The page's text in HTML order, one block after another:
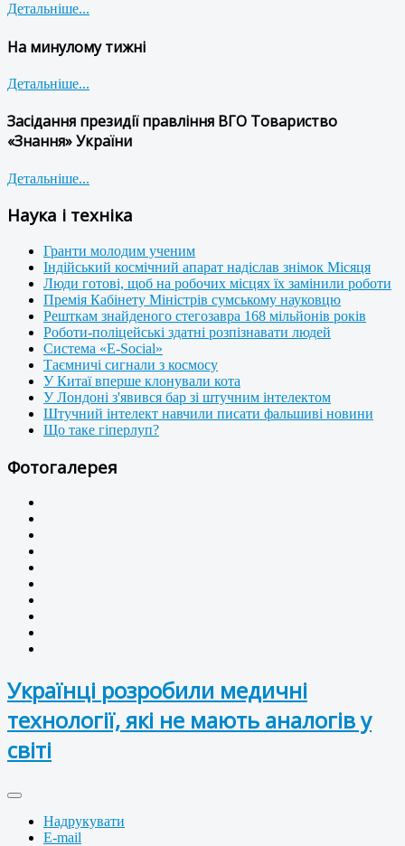
Детальніше...
На минулому тижні
Детальніше...
Засідання президії правління ВГО Товариство
«Знання» України
Детальніше...
Наука і техніка
Гранти молодим ученим
Індійський космічний апарат надіслав знімок Місяця
Люди готові, щоб на робочих місцях їх замінили роботи
Премія Кабінету Міністрів сумському науковцю
Решткам знайденого стегозавра 168 мільйонів років
Роботи-поліцейські здатні розпізнавати людей
Система «E-Social»
Таємничі сигнали з космосу
У Китаї вперше клонували кота
У Лондоні з'явився бар зі штучним інтелектом
Штучний інтелект навчили писати фальшиві новини
Що таке гіперлуп?
Фотогалерея
Українці розробили медичні
технології, які не мають аналогів у
світі
Надрукувати
E-mail